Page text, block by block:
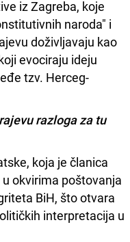
iz Zagreba, koje
naroda" i
doživljavaju kao
evociraju ideju
tzv. Herceg-
razloga za tu
koja je članica
u okvirima poštovanja
BiH, što otvara
interpretacija u